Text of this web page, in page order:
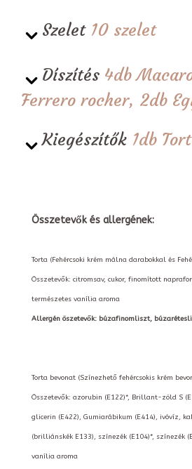
Szelet 10 szelet
Díszítés 4db
Ferrero rocher, 2db
Kiegészítők 1db
Összetevők és allergének:
Torta (Fehércsoki krém málna darabokkal és
Összetevők: citromsav, cukor, finomított
természetes vanília aroma
Allergén öszetevők: búzafinomliszt,
Torta bevonat (Színezhető fehércsokis krém
Összetevők: azorubin (E122)*, Brillant-zöld S
glicerin (E422), Gumiarábikum (E414), ivóvíz,
(brilliánskék E133), színezék (E104)*, színezék
vanília aroma